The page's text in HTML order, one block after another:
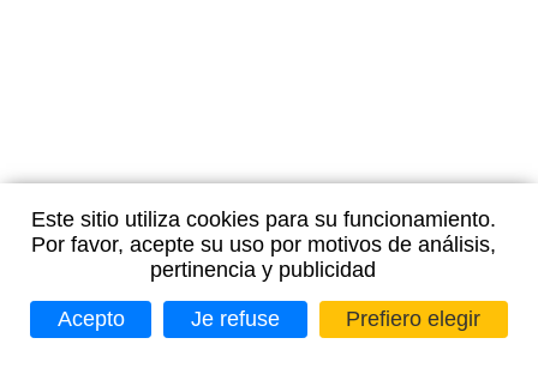
Este sitio utiliza cookies para su funcionamiento.
Por favor, acepte su uso por motivos de análisis,
pertinencia y publicidad
Acepto Je refuse Prefiero elegir